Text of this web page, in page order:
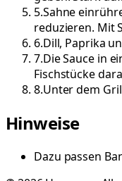
5.Sahne
reduzieren. Mit
6.Dill, Paprika
7.Die Sauce in
Fischstücke
8.Unter dem
Hinweise
Dazu passen